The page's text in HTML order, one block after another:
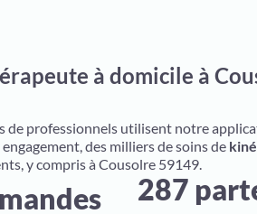
à domicile à
de professionnels utilisent notre
des milliers de soins de
y compris à Cousolre 59149.
287